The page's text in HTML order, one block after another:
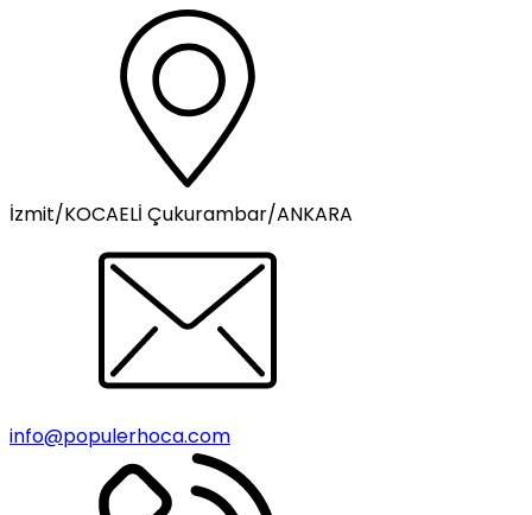
İzmit/KOCAELİ Çukurambar/ANKARA
info@populerhoca.com